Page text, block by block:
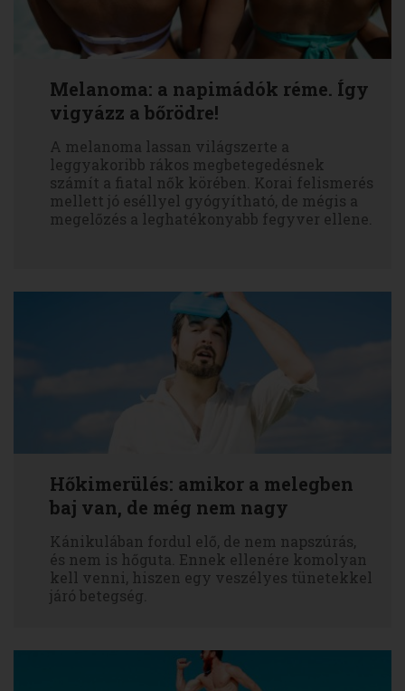
Melanoma: a napimádók réme. Így
vigyázz a bőrödre!
A melanoma lassan világszerte a
leggyakoribb rákos megbetegedésnek
számít a fiatal nők körében. Korai felismerés
mellett jó eséllyel gyógyítható, de mégis a
megelőzés a leghatékonyabb fegyver ellene.
Hőkimerülés: amikor a melegben
baj van, de még nem nagy
Kánikulában fordul elő, de nem napszúrás,
és nem is hőguta. Ennek ellenére komolyan
kell venni, hiszen egy veszélyes tünetekkel
járó betegség.